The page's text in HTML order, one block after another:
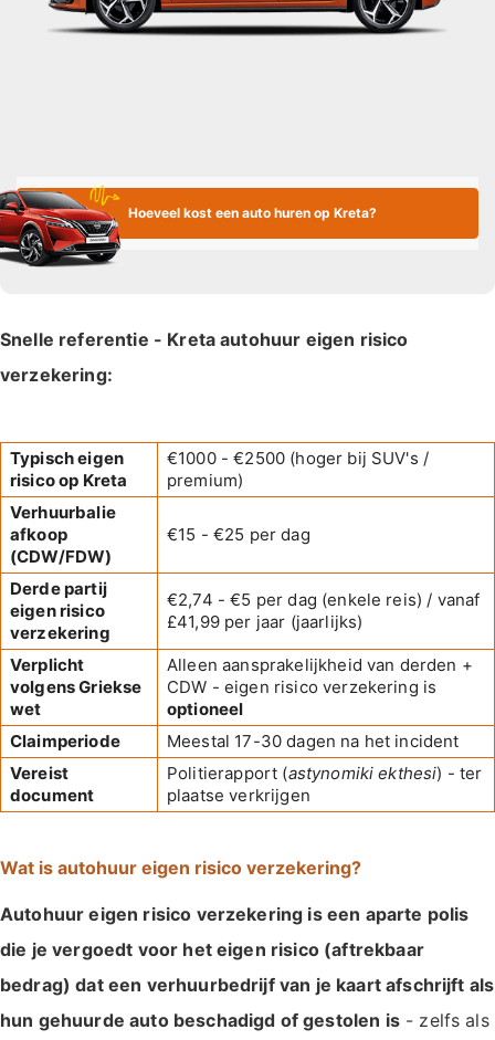
Hoeveel kost een auto huren op Kreta?
Snelle referentie - Kreta autohuur eigen risico
verzekering:
Typisch eigen
risico op Kreta
€1000 - €2500 (hoger bij SUV's /
premium)
Verhuurbalie
afkoop
(CDW/FDW)
€15 - €25 per dag
Derde partij
eigen risico
verzekering
€2,74 - €5 per dag (enkele reis) / vanaf
£41,99 per jaar (jaarlijks)
Verplicht
volgens Griekse
wet
Alleen aansprakelijkheid van derden +
CDW - eigen risico verzekering is
optioneel
Claimperiode
Meestal 17-30 dagen na het incident
Vereist
document
Politierapport (astynomiki ekthesi) - ter
plaatse verkrijgen
Wat is autohuur eigen risico verzekering?
Autohuur eigen risico verzekering is een aparte polis
die je vergoedt voor het eigen risico (aftrekbaar
bedrag) dat een verhuurbedrijf van je kaart afschrijft als
hun gehuurde auto beschadigd of gestolen is- zelfs als